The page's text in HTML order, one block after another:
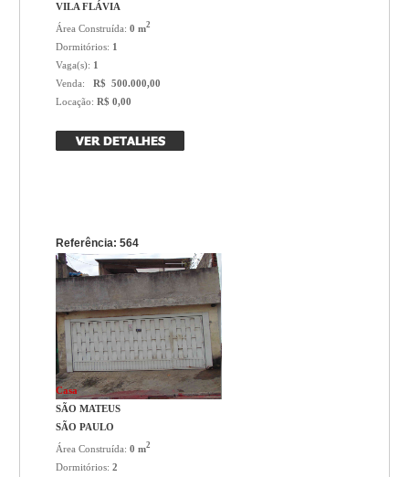
VILA FLÁVIA
Área Construída:0 m2
Dormitórios: 1
Vaga(s): 1
Venda:
R$ 500.000,00
Locação:R$ 0,00
Referência: 564
Casa
SÃO MATEUS
SÃO PAULO
Área Construída:0 m2
Dormitórios:2